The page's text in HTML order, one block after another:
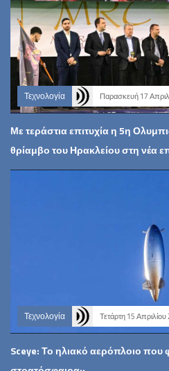
Τεχνολογία Παρασκευή 17
Με τεράστια επιτυχία η 5η
θρίαμβο του Ηρακλείου στη νέα
Τεχνολογία Τετάρτη 15
Sceye: Το ηλιακό αερόπλοιο που